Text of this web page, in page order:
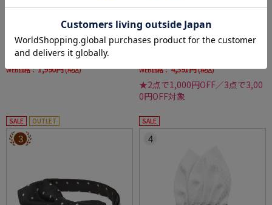
全1色
【フォーマル】ネクタイサマーフォーマルタ
価格： 4,290円 (税込)
54%off
WEB価格： 1,990円 (税込)
全2色
礼装フォーマルネクタイモーニングタイ
価格：5,489円
WEB価格： 4,391円 (税込)
★2点で1,000円OFF／3点で3,00
0円OFF対象
SALE OUTLET
3
SALE
4